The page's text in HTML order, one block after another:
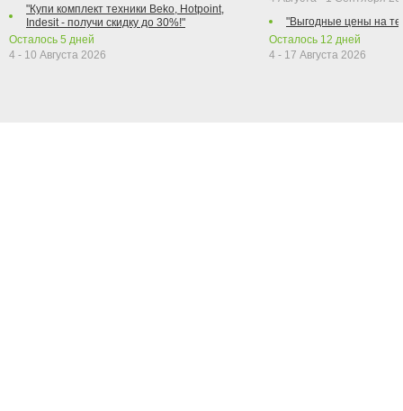
"Купи комплект техники Beko, Hotpoint,
Indesit - получи скидку до 30%!"
Осталось 5 дней
4 - 10 Августа 2026
"Выгодные цены на
Осталось 12 дней
4 - 17 Августа 2026